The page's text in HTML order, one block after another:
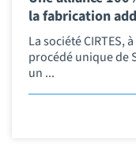
la fabrication
La société CIRTES,
procédé unique de
un ...